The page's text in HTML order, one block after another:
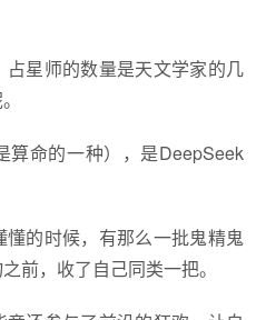
星师的数量是天文学家的几
算命的一种），是DeepSeek
的时候，有那么一批鬼精鬼
前，收了自己同类一把。